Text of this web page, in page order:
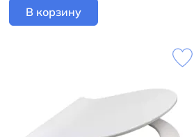
В корзину